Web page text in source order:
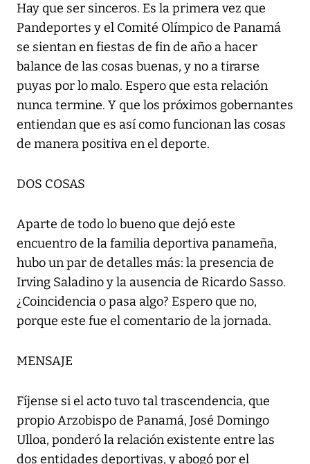
Hay que ser sinceros. Es la primera vez que
Pandeportes y el Comité Olímpico de Panamá
se sientan en fiestas de fin de año a hacer
balance de las cosas buenas, y no a tirarse
puyas por lo malo. Espero que esta relación
nunca termine. Y que los próximos gobernantes
entiendan que es así como funcionan las cosas
de manera positiva en el deporte.
DOS COSAS
Aparte de todo lo bueno que dejó este
encuentro de la familia deportiva panameña,
hubo un par de detalles más: la presencia de
Irving Saladino y la ausencia de Ricardo Sasso.
¿Coincidencia o pasa algo? Espero que no,
porque este fue el comentario de la jornada.
MENSAJE
Fíjense si el acto tuvo tal trascendencia, que
propio Arzobispo de Panamá, José Domingo
Ulloa, ponderó la relación existente entre las
dos entidades deportivas, y abogó por el